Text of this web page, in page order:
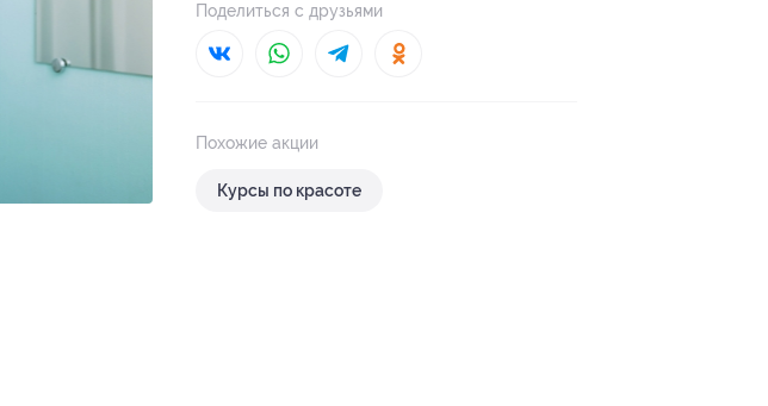
Поделиться с друзьями
Похожие акции
Курсы по красоте